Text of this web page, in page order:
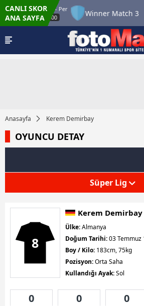
CANLI SKOR
ANA SAYFA
2
6.8.2026 - Per
22:00
Winner Match 3
Anasayfa Kerem Demirbay
OYUNCU DETAY
Süper Lig
8
Kerem Demirbay
Ülke:Almanya
Doğum Tarihi:03 Temmuz
Boy / Kilo: 183cm, 75kg
Pozisyon:Orta Saha
Kullandığı Ayak:Sol
0 0 0